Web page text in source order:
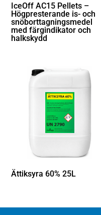
IceOff AC15 Pellets –
Högpresterande is- och
snöborttagningsmedel
med färgindikator och
halkskydd
Ättiksyra 60% 25L